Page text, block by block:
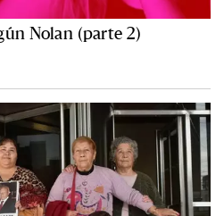
Nolan (parte 2)